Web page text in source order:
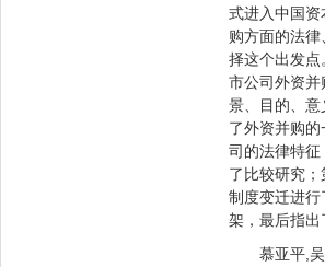
式进入中国
购方面的法
择这个出发
市公司外资
景、目的、
了外资并购
司的法律特
了比较研究
制度变迁进
架，最后指
慕亚平,